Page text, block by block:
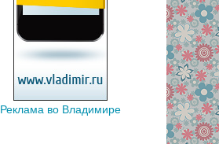
Реклама во Владимире